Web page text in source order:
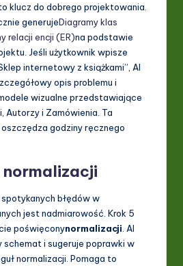
klucz do dobrego projektowania.
generujeDiagramy klas
relacji encji (ER)na podstawie
Jeśli użytkownik wpisze
internetowy z książkami”, AI
opis problemu i
wizualne przedstawiające
Autorzy i Zamówienia. Ta
godziny ręcznego
normalizacji
błędów w
jest nadmiarowość. Krok 5
poświęconynormalizacji . AI
i sugeruje poprawki w
normalizacji. Pomaga to